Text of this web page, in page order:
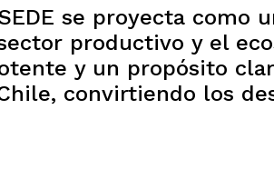
se proyecta como
productivo y el
y un propósito
convirtiendo los